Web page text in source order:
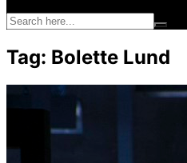
Tag: Bolette Lund